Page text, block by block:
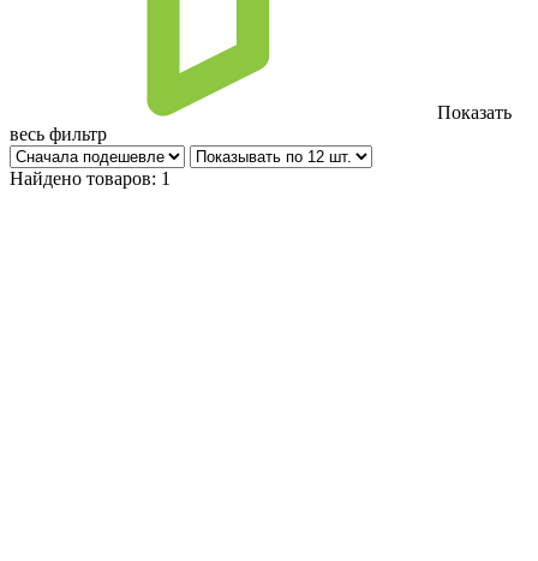
Показать
весь фильтр
Найдено товаров: 1